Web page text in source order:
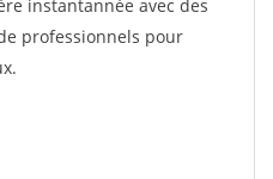
instantannée avec des
professionnels pour